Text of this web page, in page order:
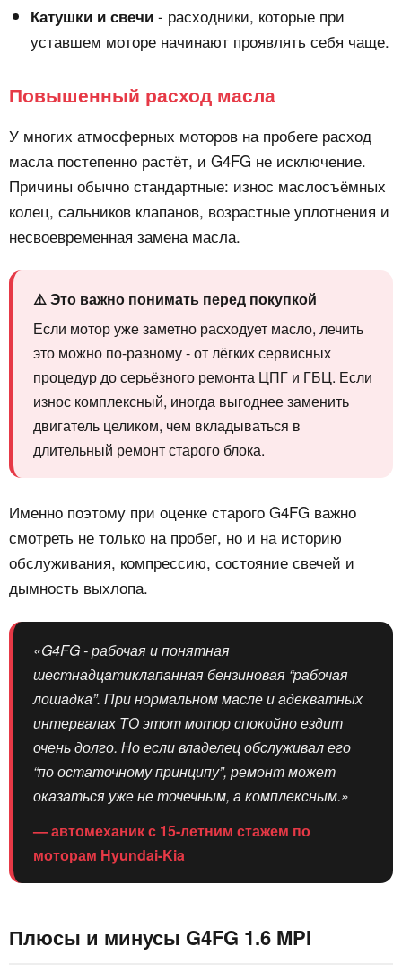
Катушки и свечи - расходники, которые при
уставшем моторе начинают проявлять себя чаще.
Повышенный расход масла
У многих атмосферных моторов на пробеге расход
масла постепенно растёт, и G4FG не исключение.
Причины обычно стандартные: износ маслосъёмных
колец, сальников клапанов, возрастные уплотнения и
несвоевременная замена масла.
⚠️ Это важно понимать перед покупкой
Если мотор уже заметно расходует масло, лечить
это можно по-разному - от лёгких сервисных
процедур до серьёзного ремонта ЦПГ и ГБЦ. Если
износ комплексный, иногда выгоднее заменить
двигатель целиком, чем вкладываться в
длительный ремонт старого блока.
Именно поэтому при оценке старого G4FG важно
смотреть не только на пробег, но и на историю
обслуживания, компрессию, состояние свечей и
дымность выхлопа.
«G4FG - рабочая и понятная
шестнадцатиклапанная бензиновая “рабочая
лошадка”. При нормальном масле и адекватных
интервалах ТО этот мотор спокойно ездит
очень долго. Но если владелец обслуживал его
“по остаточному принципу”, ремонт может
оказаться уже не точечным, а комплексным.»
— автомеханик с 15-летним стажем по
моторам Hyundai-Kia
Плюсы и минусы G4FG 1.6 MPI